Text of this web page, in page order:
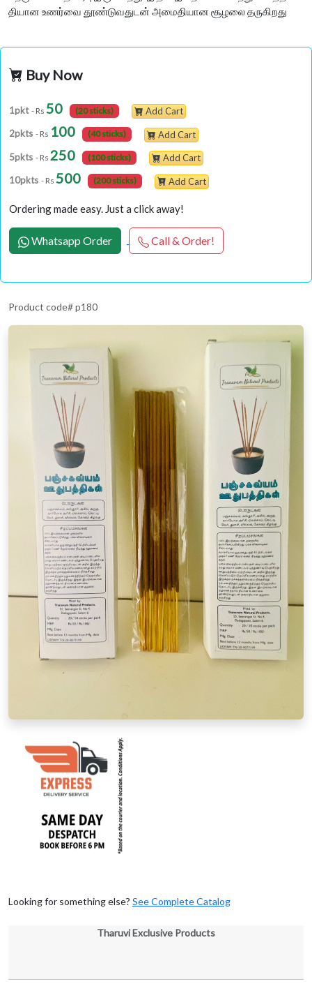
தியான உணர்வை தூண்டுவதுடன் அமைதியான சூழலை தருகிறது
Buy Now
1pkt - Rs 50 (20 sticks)
Add Cart
2pkts - Rs 100 (40 sticks)
Add Cart
5pkts - Rs 250 (100 sticks)
Add Cart
10pkts - Rs 500 (200 sticks) Add Cart
Ordering made easy. Just a click away!
Whatsapp Order Call & Order!
Product code# p180
Looking for something else? See Complete Catalog
Tharuvi Exclusive Products